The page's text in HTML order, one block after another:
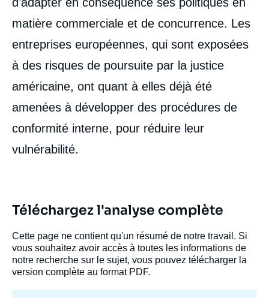
matière commerciale et de concurrence. Les
entreprises européennes, qui sont exposées
à des risques de poursuite par la justice
américaine, ont quant à elles déjà été
amenées à développer des procédures de
conformité interne, pour réduire leur
vulnérabilité.
Téléchargez l'analyse complète
Cette page ne contient qu'un résumé de notre travail. Si
vous souhaitez avoir accès à toutes les informations de
notre recherche sur le sujet, vous pouvez télécharger la
version complète au format PDF.
Image
Éric-André MARTIN, « La politique de
sanctions de l'Union européenne. Ambition
multilatérale contre logique de puissance »,
Études, Ifri, 3 octobre 2019.
Copier